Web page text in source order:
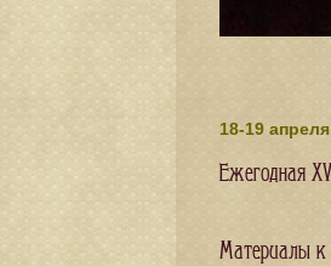
18-19
Ежегодная
Материалы к